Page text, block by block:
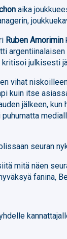
aika
Ruben Amorimin
kritisoi julkisesti
vihat
kuin itse
jälkeen, kun
seuran
mitä näen
fanina,